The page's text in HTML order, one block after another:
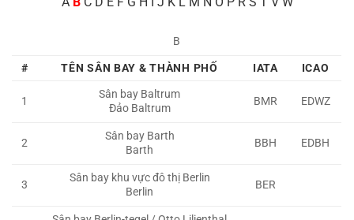
B
#
TÊN SÂN BAY & THÀNH PHỐ IATA ICAO
1
Sân bay Baltrum
Đảo Baltrum
BMR EDWZ
2
Sân bay Barth
Barth
BBH EDBH
3
Sân bay khu vực đô thị Berlin
Berlin
BER